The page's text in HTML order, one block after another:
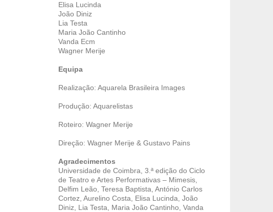
Elisa Lucinda
João Diniz
Lia Testa
Maria João Cantinho
Vanda Ecm
Wagner Merije
Equipa
Realização: Aquarela Brasileira Images
Produção: Aquarelistas
Roteiro: Wagner Merije
Direção: Wagner Merije & Gustavo Pains
Agradecimentos
Universidade de Coimbra, 3.ª edição do Ciclo
de Teatro e Artes Performativas – Mimesis,
Delfim Leão, Teresa Baptista, António Carlos
Cortez, Aurelino Costa, Elisa Lucinda, João
Diniz, Lia Testa, Maria João Cantinho, Vanda